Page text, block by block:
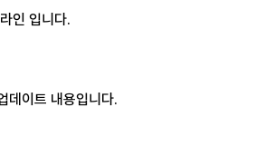
인 입니다.
이트 내용입니다.